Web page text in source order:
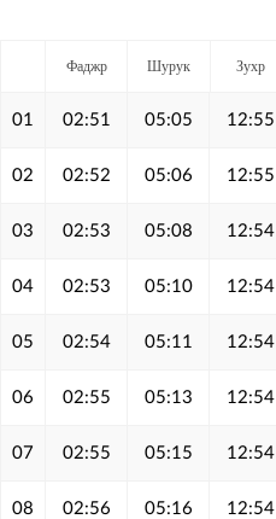
Фаджр Шурук Зухр
01 02:51 05:05 12:55
02 02:52 05:06 12:55
03 02:53 05:08 12:54
04 02:53 05:10 12:54
05 02:54 05:11 12:54
06 02:55 05:13 12:54
07 02:55 05:15 12:54
08 02:56 05:16 12:54